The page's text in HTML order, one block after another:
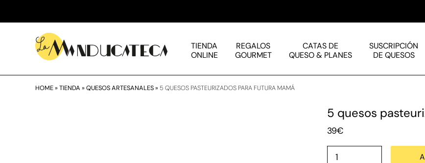
TIENDA
ONLINE
REGALOS
GOURMET
CATAS DE
QUESO & PLANES
SUSCRIPCIÓN
DE QUESOS
HOME» TIENDA » QUESOS ARTESANALES» 5 QUESOS PASTEURIZADOS PARA FUTURA MAMÁ
5 quesos
39€